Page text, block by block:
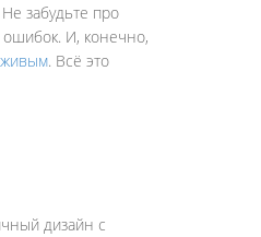
Не забудьте про
И, конечно,
живым. Всё это
дизайн с